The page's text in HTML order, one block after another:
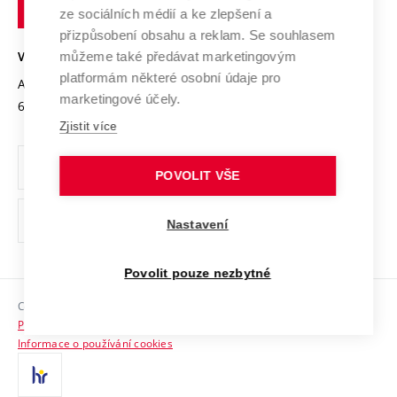
Open Science
Projekty
Projekty ze strukturálních fondů
Specifický výzkum
Mezinárodní dohody
Univerzitní sítě
Podnikavá univerzita / ContriBUTe
Bezpečná univerzita
Vyznamenání
Organizační struktura
Ochrana osobních údajů
odkaz)
Sociální bezpečí
HR Award
Kontakty
Brně
VYSOKÉ UČENÍ TECHNICKÉ V BRNĚ
Antonínská 548/1
602 00 Brno
www.vut.cz
vut@vutbr.cz
Copyright © 2026 VUT
Prohlášení o přístupnosti
Informace o používání cookies
ze sociálních médií a ke zlepšení a
přizpůsobení obsahu a reklam. Se souhlasem
můžeme také předávat marketingovým
platformám některé osobní údaje pro
marketingové účely.
Zjistit více
POVOLIT VŠE
Nastavení
Povolit pouze nezbytné